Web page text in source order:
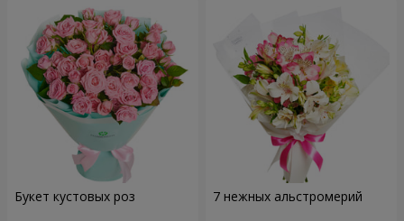
Букет кустовых роз 7 нежных альстромерий